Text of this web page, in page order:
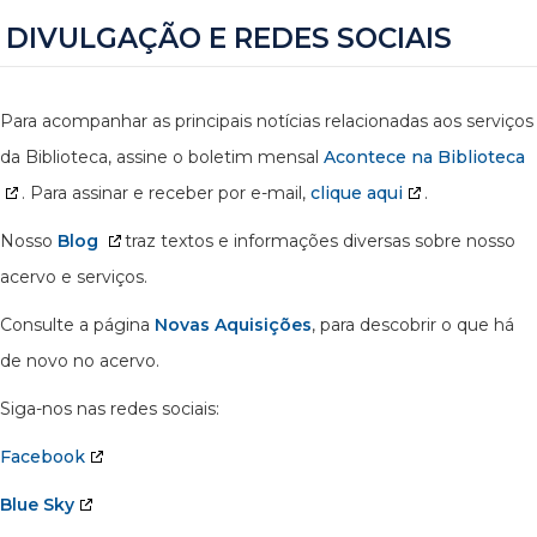
DIVULGAÇÃO E REDES SOCIAIS
Para acompanhar as principais notícias relacionadas aos serviços
da Biblioteca, assine o boletim mensal Acontece na Biblioteca
. Para assinar e receber por e-mail, clique aqui .
Nosso Blog
traz textos e informações diversas sobre nosso
acervo e serviços.
Consulte a página Novas Aquisições, para descobrir o que há
de novo no acervo.
Siga-nos nas redes sociais:
Facebook
Blue Sky